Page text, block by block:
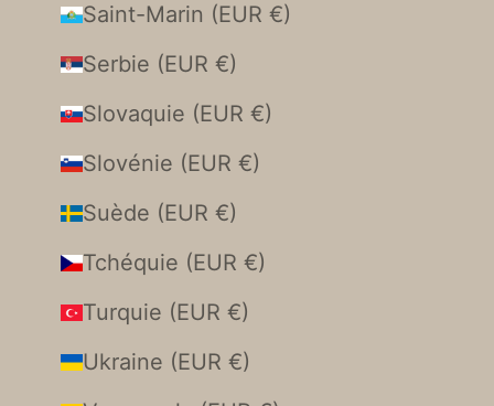
Saint-Marin (EUR €)
Serbie (EUR €)
Slovaquie (EUR €)
Slovénie (EUR €)
Suède (EUR €)
Tchéquie (EUR €)
Turquie (EUR €)
Ukraine (EUR €)